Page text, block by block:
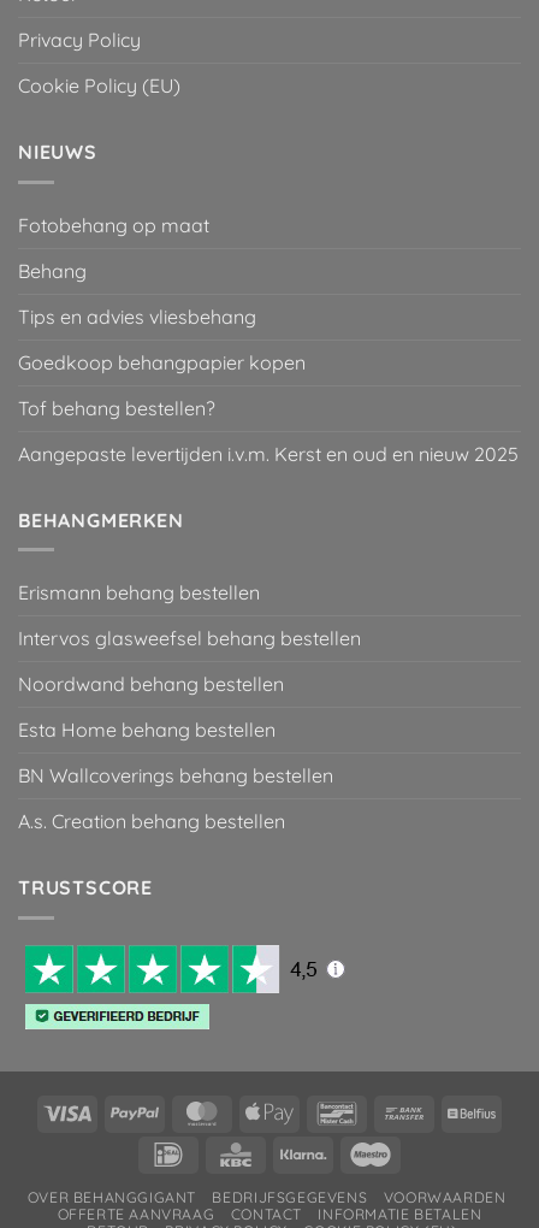
Privacy Policy
Cookie Policy (EU)
NIEUWS
Fotobehang op maat
Behang
Tips en advies vliesbehang
Goedkoop behangpapier kopen
Tof behang bestellen?
Aangepaste levertijden i.v.m. Kerst en oud en nieuw 2025
BEHANGMERKEN
Erismann behang bestellen
Intervos glasweefsel behang bestellen
Noordwand behang bestellen
Esta Home behang bestellen
BN Wallcoverings behang bestellen
A.s. Creation behang bestellen
TRUSTSCORE
Visa PayPal MasterCard
Apple
BancontactBank
IDeal
KBC Klarna
OVER BEHANGGIGANT BEDRIJFSGEGEVENS
VOORWAARDEN
OFFERTE AANVRAAG
CONTACT
INFORMATIE BETALEN